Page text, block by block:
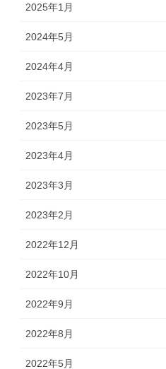
2025年1月
2024年5月
2024年4月
2023年7月
2023年5月
2023年4月
2023年3月
2023年2月
2022年12月
2022年10月
2022年9月
2022年8月
2022年5月